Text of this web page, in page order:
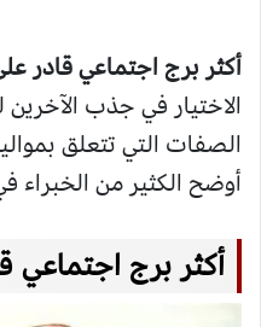
أكثر برج اجتماعي قادر
الاختيار في جذب
الصفات التي تتعلق
أوضح الكثير من الخبراء
أكثر برج اجتماعي